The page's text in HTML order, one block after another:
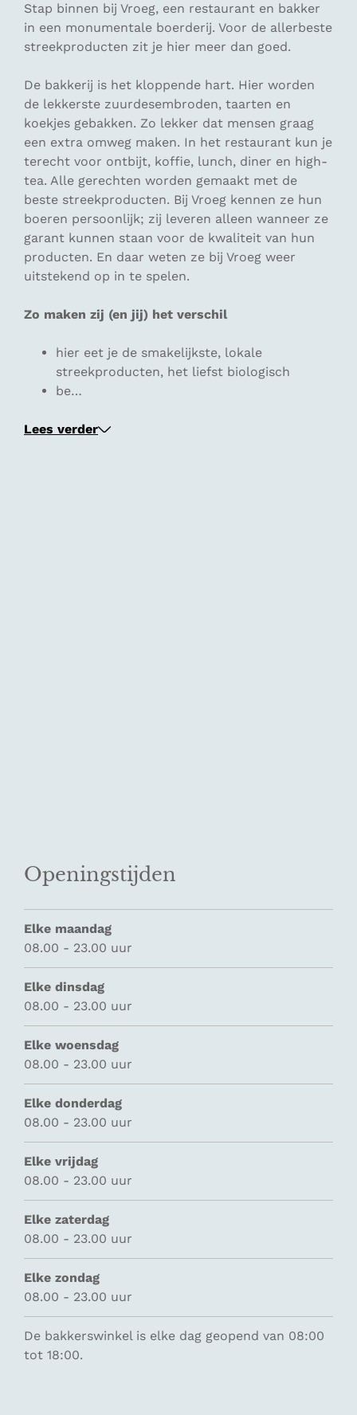
Stap binnen bij Vroeg, een restaurant en bakker
in een monumentale boerderij. Voor de allerbeste
streekproducten zit je hier meer dan goed.
De bakkerij is het kloppende hart. Hier worden
de lekkerste zuurdesembroden, taarten en
koekjes gebakken. Zo lekker dat mensen graag
een extra omweg maken. In het restaurant kun je
terecht voor ontbijt, koffie, lunch, diner en high-
tea. Alle gerechten worden gemaakt met de
beste streekproducten. Bij Vroeg kennen ze hun
boeren persoonlijk; zij leveren alleen wanneer ze
garant kunnen staan voor de kwaliteit van hun
producten. En daar weten ze bij Vroeg weer
uitstekend op in te spelen.
Zo maken zij (en jij) het verschil
hier eet je de smakelijkste, lokale
streekproducten, het liefst biologisch
be…
Lees verder
Openingstijden
Elke maandag
08.00 - 23.00 uur
Elke dinsdag
08.00 - 23.00 uur
Elke woensdag
08.00 - 23.00 uur
Elke donderdag
08.00 - 23.00 uur
Elke vrijdag
08.00 - 23.00 uur
Elke zaterdag
08.00 - 23.00 uur
Elke zondag
08.00 - 23.00 uur
De bakkerswinkel is elke dag geopend van 08:00
tot 18:00.